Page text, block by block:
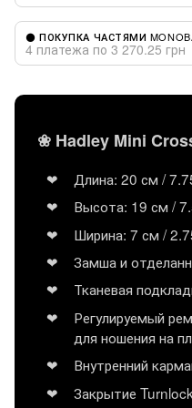
⚫ ПОКУПКА ЧАСТЯМИ
4 платежа по 3 270.25 грн
❀ Hadley Mini
Длина: 20 см /
Высота: 19 см /
Ширина: 7 см /
Замша и
Тканевая
Регулируемый
для ношения на
Внутренний
Закрытие Turnlock